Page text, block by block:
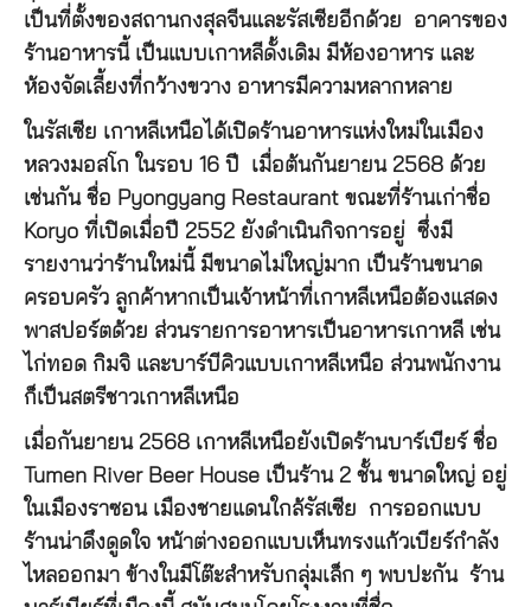
เป็นที่ตั้งของสถานกงสุลจีนและรัสเซียอีกด้วย อาคารของ
ร้านอาหารนี้ เป็นแบบเกาหลีดั้งเดิม มีห้องอาหาร และ
ห้องจัดเลี้ยงที่กว้างขวาง อาหารมีความหลากหลาย
ในรัสเซีย เกาหลีเหนือได้เปิดร้านอาหารแห่งใหม่ในเมือง
หลวงมอสโก ในรอบ 16 ปี เมื่อต้นกันยายน 2568 ด้วย
เช่นกัน ชื่อ Pyongyang Restaurant ขณะที่ร้านเก่าชื่อ
Koryo ที่เปิดเมื่อปี 2552 ยังดำเนินกิจการอยู่ ซึ่งมี
รายงานว่าร้านใหม่นี้ มีขนาดไม่ใหญ่มาก เป็นร้านขนาด
ครอบครัว ลูกค้าหากเป็นเจ้าหน้าที่เกาหลีเหนือต้องแสดง
พาสปอร์ตด้วย ส่วนรายการอาหารเป็นอาหารเกาหลี เช่น
ไก่ทอด กิมจิ และบาร์บีคิวแบบเกาหลีเหนือ ส่วนพนักงาน
ก็เป็นสตรีชาวเกาหลีเหนือ
เมื่อกันยายน 2568 เกาหลีเหนือยังเปิดร้านบาร์เบียร์ ชื่อ
Tumen River Beer House เป็นร้าน 2 ชั้น ขนาดใหญ่ อยู่
ในเมืองราซอน เมืองชายแดนใกล้รัสเซีย การออกแบบ
ร้านน่าดึงดูดใจ หน้าต่างออกแบบเห็นทรงแก้วเบียร์กำลัง
ไหลออกมา ข้างในมีโต๊ะสำหรับกลุ่มเล็ก ๆ พบปะกัน ร้าน